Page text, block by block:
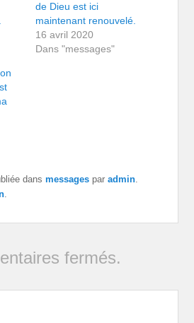
de Dieu est ici
maintenant renouvelé.
16 avril 2020
Dans "messages"
dansmessages paradmin.
.
fermés.